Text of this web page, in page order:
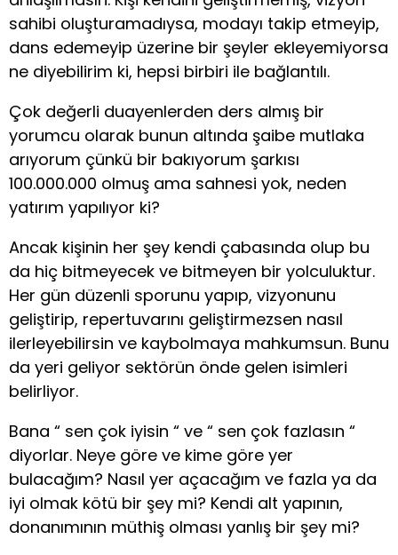
sahibi oluşturamadıysa, modayı takip etmeyip,
dans edemeyip üzerine bir şeyler ekleyemiyorsa
ne diyebilirim ki, hepsi birbiri ile bağlantılı.
Çok değerli duayenlerden ders almış bir
yorumcu olarak bunun altında şaibe mutlaka
arıyorum çünkü bir bakıyorum şarkısı
100.000.000 olmuş ama sahnesi yok, neden
yatırım yapılıyor ki?
Ancak kişinin her şey kendi çabasında olup bu
da hiç bitmeyecek ve bitmeyen bir yolculuktur.
Her gün düzenli sporunu yapıp, vizyonunu
geliştirip, repertuvarını geliştirmezsen nasıl
ilerleyebilirsin ve kaybolmaya mahkumsun. Bunu
da yeri geliyor sektörün önde gelen isimleri
belirliyor.
Bana “ sen çok iyisin “ ve “ sen çok fazlasın “
diyorlar. Neye göre ve kime göre yer
bulacağım? Nasıl yer açacağım ve fazla ya da
iyi olmak kötü bir şey mi? Kendi alt yapının,
donanımının müthiş olması yanlış bir şey mi?